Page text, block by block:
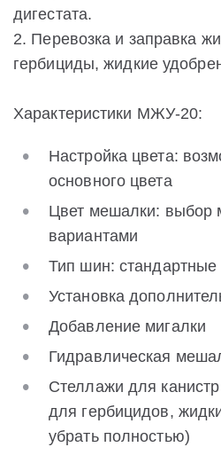
дигестата.
2. Перевозка и заправка
гербициды, жидкие
Характеристики МЖУ-20:
Настройка цвета:
основного цвета
Цвет мешалки: выбор
вариантами
Тип шин:
Установка
Добавление мигалки
Гидравлическая
Стеллажи для
для гербицидов,
убрать полностью)